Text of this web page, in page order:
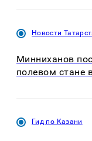
Новости
Минниханов
полевом стане
Гид по Казани